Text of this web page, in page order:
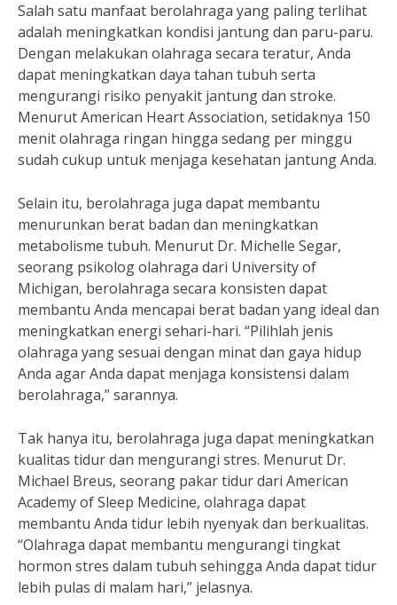
Salah satu manfaat berolahraga yang paling terlihat
adalah meningkatkan kondisi jantung dan paru-paru.
Dengan melakukan olahraga secara teratur, Anda
dapat meningkatkan daya tahan tubuh serta
mengurangi risiko penyakit jantung dan stroke.
Menurut American Heart Association, setidaknya 150
menit olahraga ringan hingga sedang per minggu
sudah cukup untuk menjaga kesehatan jantung Anda.
Selain itu, berolahraga juga dapat membantu
menurunkan berat badan dan meningkatkan
metabolisme tubuh. Menurut Dr. Michelle Segar,
seorang psikolog olahraga dari University of
Michigan, berolahraga secara konsisten dapat
membantu Anda mencapai berat badan yang ideal dan
meningkatkan energi sehari-hari. “Pilihlah jenis
olahraga yang sesuai dengan minat dan gaya hidup
Anda agar Anda dapat menjaga konsistensi dalam
berolahraga,” sarannya.
Tak hanya itu, berolahraga juga dapat meningkatkan
kualitas tidur dan mengurangi stres. Menurut Dr.
Michael Breus, seorang pakar tidur dari American
Academy of Sleep Medicine, olahraga dapat
membantu Anda tidur lebih nyenyak dan berkualitas.
“Olahraga dapat membantu mengurangi tingkat
hormon stres dalam tubuh sehingga Anda dapat tidur
lebih pulas di malam hari,” jelasnya.